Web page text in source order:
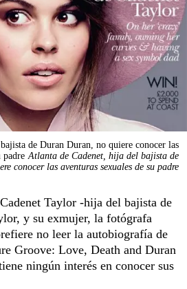
de Duran Duran, no quiere conocer las
padre Atlanta de Cadenet, hija del bajista de
conocer las aventuras sexuales de su padre
Taylor -hija del bajista de
y su exmujer, la fotógrafa
no leer la autobiografía de
Groove: Love, Death and Duran
ningún interés en conocer sus